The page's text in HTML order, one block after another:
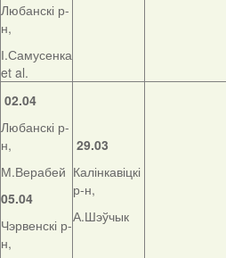
Любанскі р-
н,
І.Самусенка
et al.
02.04
Любанскі р-
н,
М.Верабей
05.04
Чэрвенскі р-
н,
29.03
Калінкавіцкі
р-н,
А.Шэўчык